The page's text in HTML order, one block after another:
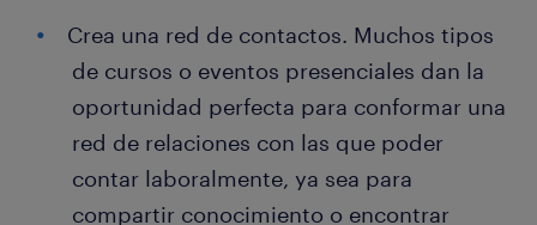
Crea una red de contactos. Muchos tipos
de cursos o eventos presenciales dan la
oportunidad perfecta para conformar una
red de relaciones con las que poder
contar laboralmente, ya sea para
compartir conocimiento o encontrar